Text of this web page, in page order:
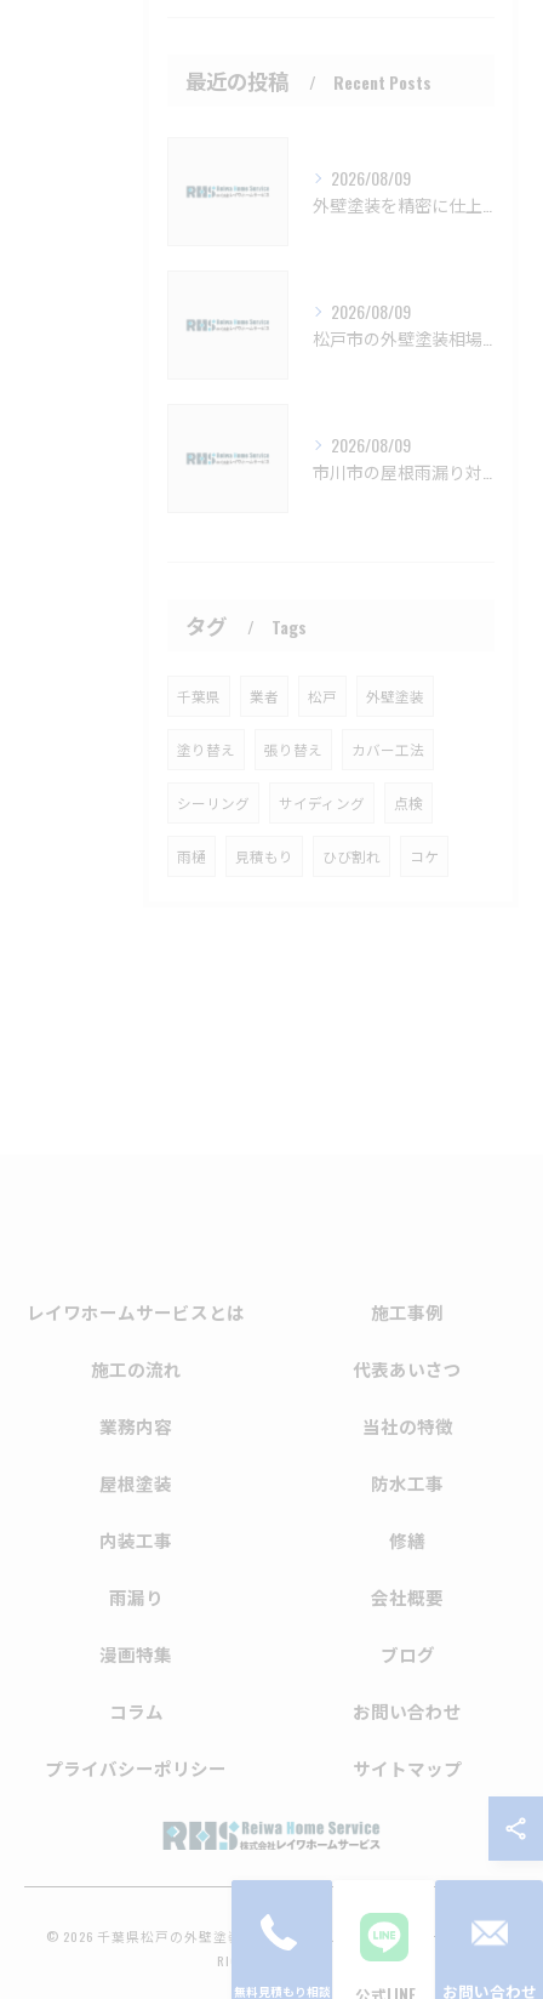
最近の投稿 Recent Posts
2026/08/09
2026/08/09
2026/08/09
タグ Tags
千葉県 業者 松戸 外壁塗装
塗り替え 張り替え カバー工法
シーリング サイディング 点検
雨樋 見積もり ひび割れ コケ
お問い合わせ
レイワホームサービスとは 施工事例
施工の流れ 代表あいさつ
業務内容 当社の特徴
屋根塗装 防水工事
内装工事 修繕
雨漏り 会社概要
漫画特集 ブログ
コラム お問い合わせ
プライバシーポリシー サイトマップ
© 2026 千葉県松戸の外壁塗装なら株式会社レイワホームサービス ALL
RIGHTS RESERVED.